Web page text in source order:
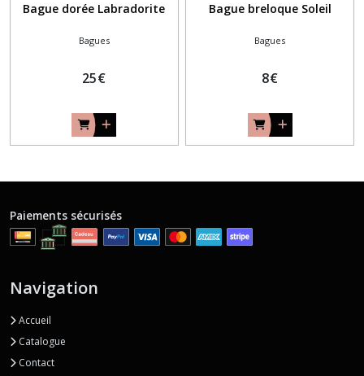
Bague dorée Labradorite
Bagues
25€
Bague breloque Soleil
Bagues
8€
Paiements sécurisés
Navigation
Accueil
Catalogue
Contact